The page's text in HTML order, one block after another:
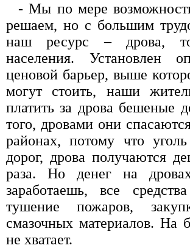
- Мы по мере
решаем, но с большим
наш ресурс – дрова,
населения. Установлен
ценовой барьер, выше
могут стоить, наши
платить за дрова бешеные
того, дровами они
районах, потому что
дорог, дрова получаются
раза. Но денег на
заработаешь, все
тушение пожаров,
смазочных материалов. На
не хватает.